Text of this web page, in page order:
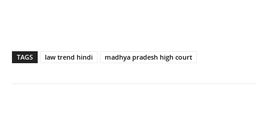
TAGS law trend hindi madhya pradesh high court